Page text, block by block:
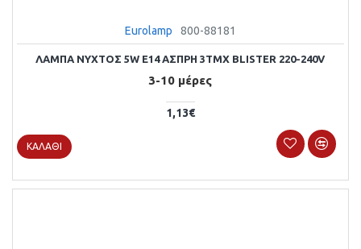
Eurolamp 800-88181
ΛΑΜΠΑ ΝΥΧΤΟΣ 5W E14 ΑΣΠΡΗ 3ΤΜΧ BLISTER 220-240V
3-10 μέρες
1,13€
ΚΑΛΆΘΙ